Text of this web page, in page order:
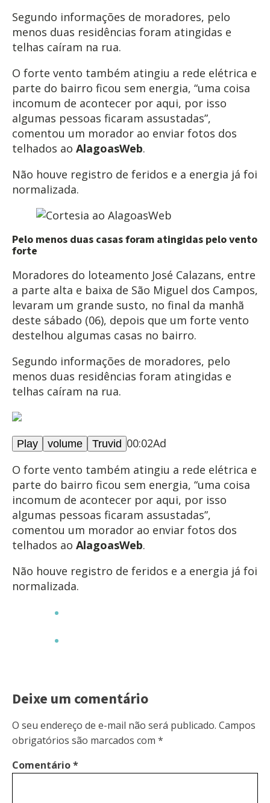
Segundo informações de moradores, pelo
menos duas residências foram atingidas e
telhas caíram na rua.
O forte vento também atingiu a rede elétrica e
parte do bairro ficou sem energia, “uma coisa
incomum de acontecer por aqui, por isso
algumas pessoas ficaram assustadas”,
comentou um morador ao enviar fotos dos
telhados ao AlagoasWeb.
Não houve registro de feridos e a energia já foi
normalizada.
Pelo menos duas casas foram atingidas pelo vento
forte
Moradores do loteamento José Calazans, entre
a parte alta e baixa de São Miguel dos Campos,
levaram um grande susto, no final da manhã
deste sábado (06), depois que um forte vento
destelhou algumas casas no bairro.
Segundo informações de moradores, pelo
menos duas residências foram atingidas e
telhas caíram na rua.
Play volume Truvid 00:02Ad
O forte vento também atingiu a rede elétrica e
parte do bairro ficou sem energia, “uma coisa
incomum de acontecer por aqui, por isso
algumas pessoas ficaram assustadas”,
comentou um morador ao enviar fotos dos
telhados ao AlagoasWeb.
Não houve registro de feridos e a energia já foi
normalizada.
Deixe um comentário
O seu endereço de e-mail não será publicado. Campos
obrigatórios são marcados com *
Comentário*